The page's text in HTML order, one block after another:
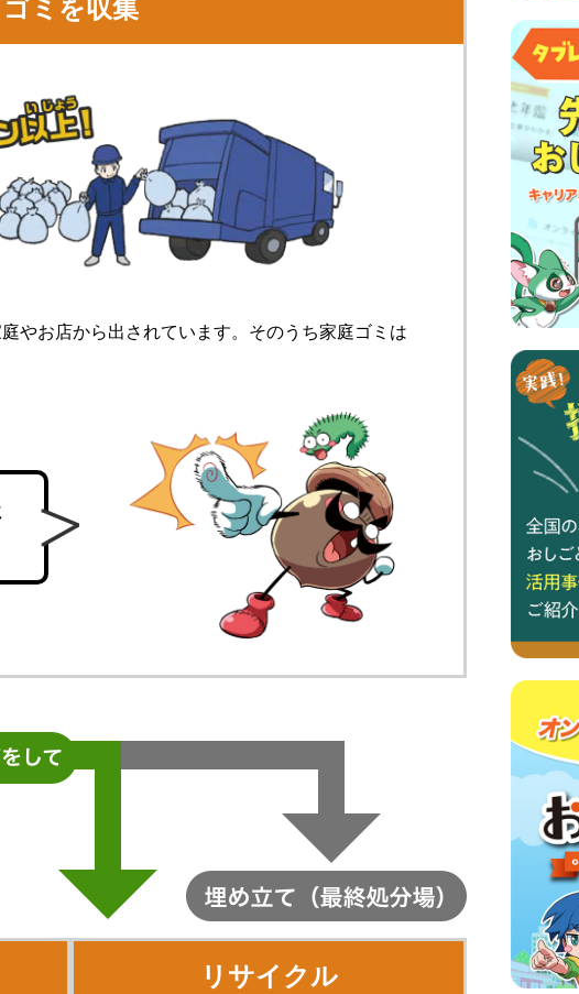
ゴミを収集
やお店から出されています。そのうち家庭ゴミは
リサイクル